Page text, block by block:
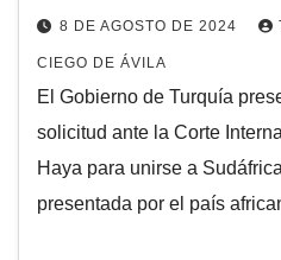
8 DE AGOSTO DE 2024
CIEGO DE ÁVILA
El Gobierno de Turquía
solicitud ante la Corte
Haya para unirse a
presentada por el país